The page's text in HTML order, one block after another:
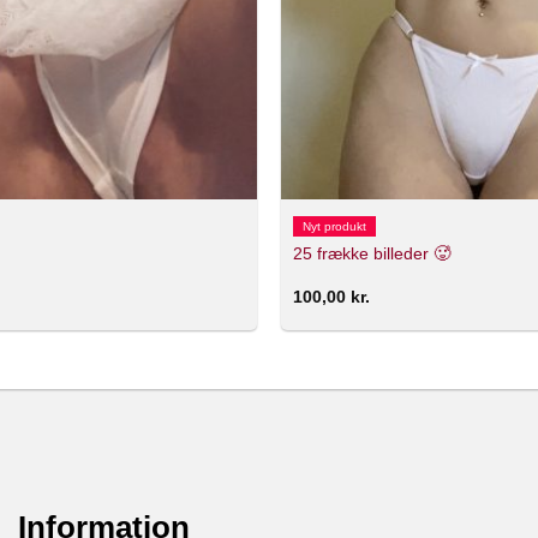
Nyt produkt
25 frække billeder 🥵
100,00 kr.
Information